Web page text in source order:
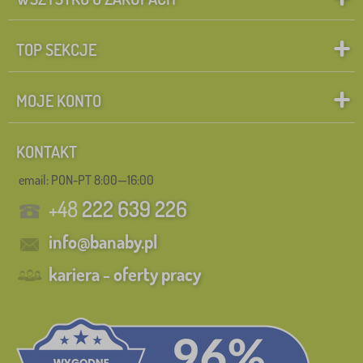
TOP SEKCJE
MOJE KONTO
KONTAKT
email: PON-PT 8:00—16:00
+48222 639 226
info@banaby.pl
kariera - oferty pracy